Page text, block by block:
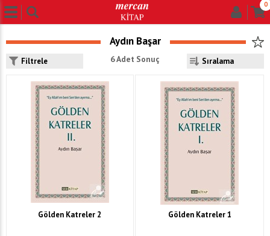
0
Aydın Başar
Filtrele 6 Adet Sonuç
Gölden Katreler 2 Gölden Katreler 1